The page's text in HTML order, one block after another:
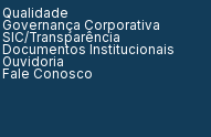
Qualidade
Governança Corporativa
SIC/Transparência
Documentos Institucionais
Ouvidoria
Fale Conosco